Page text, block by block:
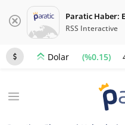
Paratic Haber:
RSS Interactive
Dolar (%0.15)